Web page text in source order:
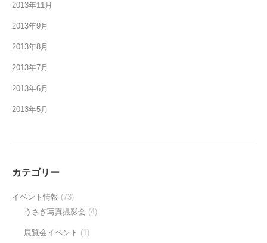
2013年11月
2013年9月
2013年8月
2013年7月
2013年6月
2013年5月
カテゴリー
イベント情報 (73)
うさぎ写真撮影会 (4)
展覧会イベント (1)